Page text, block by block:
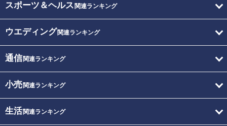
スポーツ＆ヘルス 関連ランキング
ウエディング関連ランキング
通信関連ランキング
小売関連ランキング
生活関連ランキング